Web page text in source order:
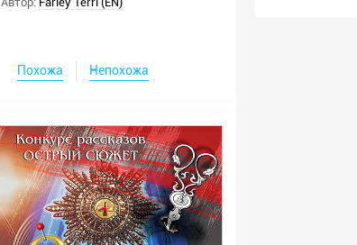
Похожа Непохожа